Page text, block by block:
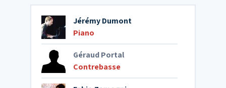
Jérémy Dumont
Piano
Géraud Portal
Contrebasse